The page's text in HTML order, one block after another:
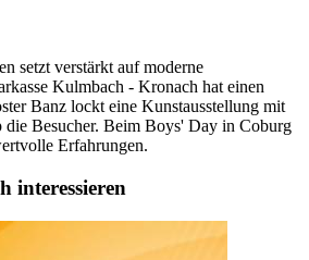
setzt verstärkt auf moderne
Kulmbach - Kronach hat einen
Banz lockt eine Kunstausstellung mit
die Besucher. Beim Boys' Day in Coburg
Erfahrungen.
interessieren